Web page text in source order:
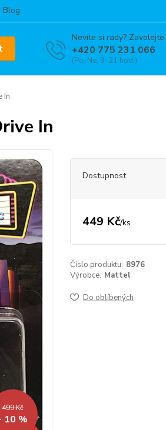
Blog
Nevíte si rady? Zavolejte.
+420 775 231 066
(Po-Ne, 9-21 hod.)
In
In
499 Kč
10 %
Dostupnost
449 Kč/ks
Číslo produktu: 8976
Výrobce: Mattel
Do oblíbených